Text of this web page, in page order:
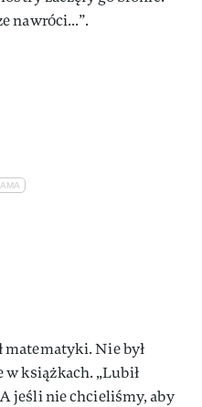
nawróci...”.
matematyki. Nie był
książkach. „Lubił
jeśli nie chcieliśmy, aby